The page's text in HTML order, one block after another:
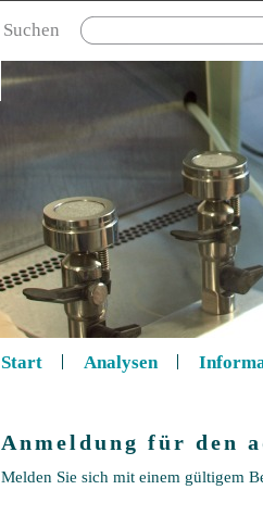
Suchen
Start Analysen
Anmeldung für den
Melden Sie sich mit einem gültigem